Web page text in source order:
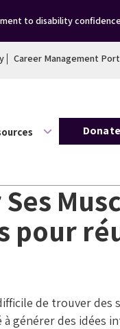
to disability
Career Management
Donate
pour
de trouver des
générer des idées